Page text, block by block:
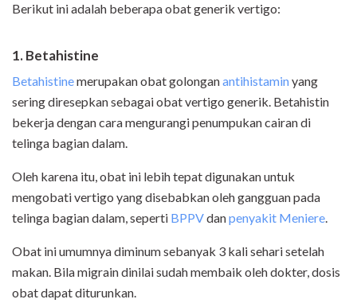
Berikut ini adalah beberapa obat generik vertigo:
1. Betahistine
Betahistinemerupakan obat golonganantihistaminyang
sering diresepkan sebagai obat vertigo generik. Betahistin
bekerja dengan cara mengurangi penumpukan cairan di
telinga bagian dalam.
Oleh karena itu, obat ini lebih tepat digunakan untuk
mengobati vertigo yang disebabkan oleh gangguan pada
telinga bagian dalam, seperti BPPVdanpenyakit Meniere.
Obat ini umumnya diminum sebanyak 3 kali sehari setelah
makan. Bila migrain dinilai sudah membaik oleh dokter, dosis
obat dapat diturunkan.